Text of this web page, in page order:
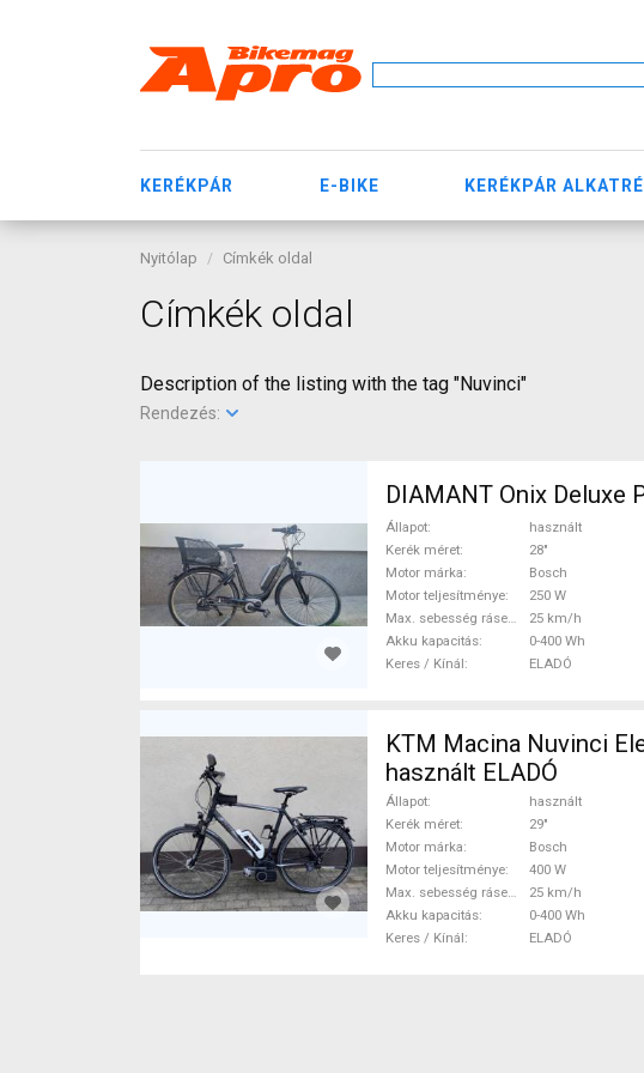
KERÉKPÁR E-BIKE KERÉKPÁR
Nyitólap Címkék oldal
Címkék oldal
Description of the listing with the tag "Nuvinci"
Rendezés:
DIAMANT Onix Deluxe
Állapot
használt
Kerék méret
28"
Motor márka
Bosch
Motor teljesítménye
250 W
Max. sebesség rásegítéssel
25 km/h
Akku kapacitás
0-400 Wh
Keres / Kínál
ELADÓ
KTM Macina Nuvinci Elektromos Trekking/cross 25 km/h Bosch 0-400 Wh
használt ELADÓ
Állapot
használt
Kerék méret
29"
Motor márka
Bosch
Motor teljesítménye
400 W
Max. sebesség rásegítéssel
25 km/h
Akku kapacitás
0-400 Wh
Keres / Kínál
ELADÓ